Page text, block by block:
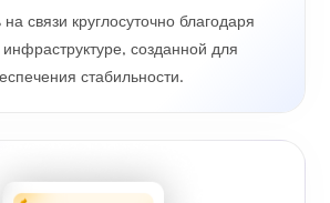
связи круглосуточно благодаря
созданной для
стабильности.